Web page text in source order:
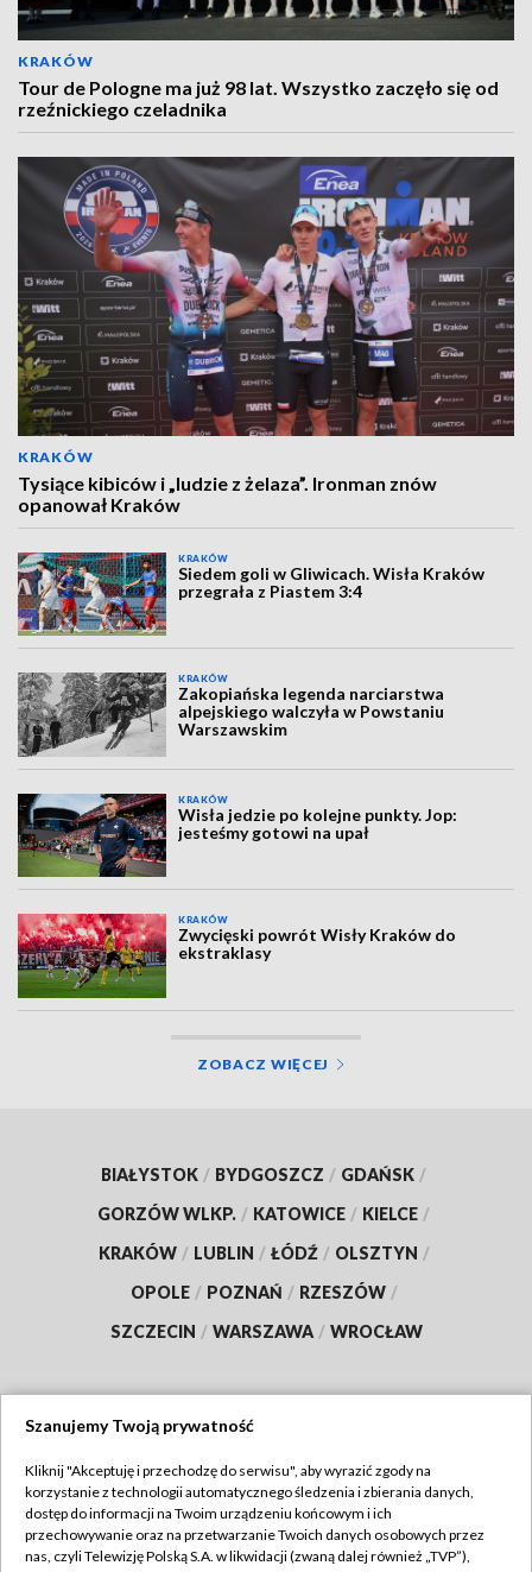
KRAKÓW
Tour de Pologne ma już 98 lat. Wszystko zaczęło się od
rzeźnickiego czeladnika
KRAKÓW
Tysiące kibiców i „ludzie z żelaza”. Ironman znów
opanował Kraków
KRAKÓW
Siedem goli w Gliwicach. Wisła Kraków
przegrała z Piastem 3:4
KRAKÓW
Zakopiańska legenda narciarstwa
alpejskiego walczyła w Powstaniu
Warszawskim
KRAKÓW
Wisła jedzie po kolejne punkty. Jop:
jesteśmy gotowi na upał
KRAKÓW
Zwycięski powrót Wisły Kraków do
ekstraklasy
ZOBACZ WIĘCEJ
BIAŁYSTOK / BYDGOSZCZ / GDAŃSK /
GORZÓW WLKP. / KATOWICE / KIELCE /
KRAKÓW / LUBLIN / ŁÓDŹ / OLSZTYN /
OPOLE / POZNAŃ / RZESZÓW /
SZCZECIN / WARSZAWA / WROCŁAW
TVP
Abonament TVP
Regulamin TVP
Szanujemy Twoją prywatność
Kliknij "Akceptuję i przechodzę do serwisu", aby wyrazić zgody na
korzystanie z technologii automatycznego śledzenia i zbierania danych,
dostęp do informacji na Twoim urządzeniu końcowym i ich
przechowywanie oraz na przetwarzanie Twoich danych osobowych przez
nas, czyli Telewizję Polską S.A. w likwidacji (zwaną dalej również „TVP”),